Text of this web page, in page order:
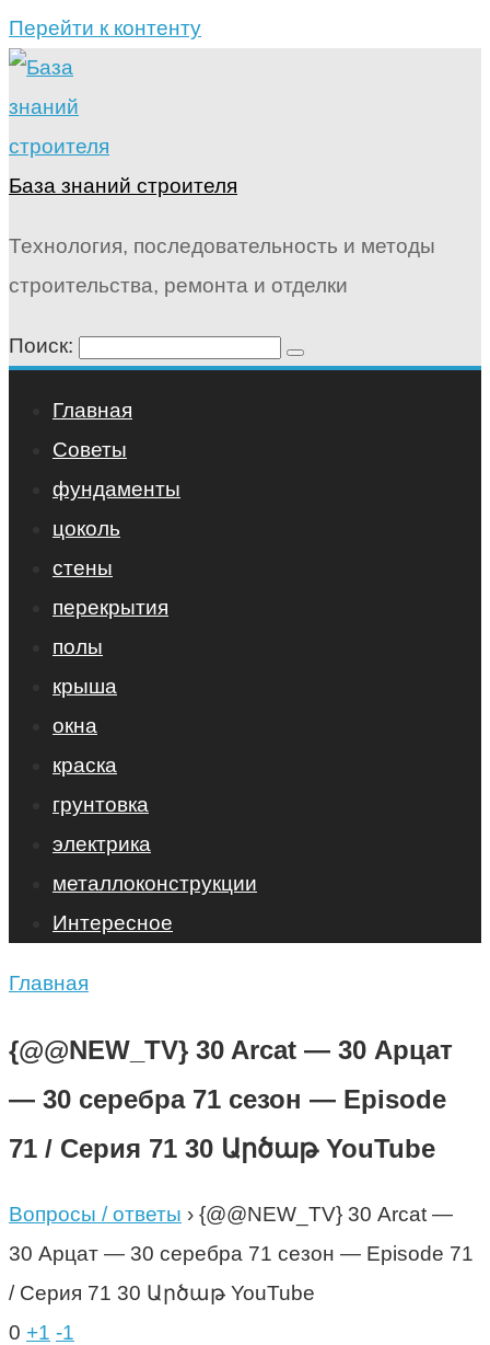
Перейти к контенту
База знаний строителя
Технология, последовательность и методы
строительства, ремонта и отделки
Поиск:
Главная
Советы
фундаменты
цоколь
стены
перекрытия
полы
крыша
окна
краска
грунтовка
электрика
металлоконструкции
Интересное
Главная
{@@NEW_TV} 30 Arcat — 30 Арцат
— 30 серебра 71 сезон — Episode
71 / Серия 71 30 Արծաթ YouTube
Вопросы / ответы › {@@NEW_TV} 30 Arcat —
30 Арцат — 30 серебра 71 сезон — Episode 71
/ Серия 71 30 Արծաթ YouTube
0 +1 -1